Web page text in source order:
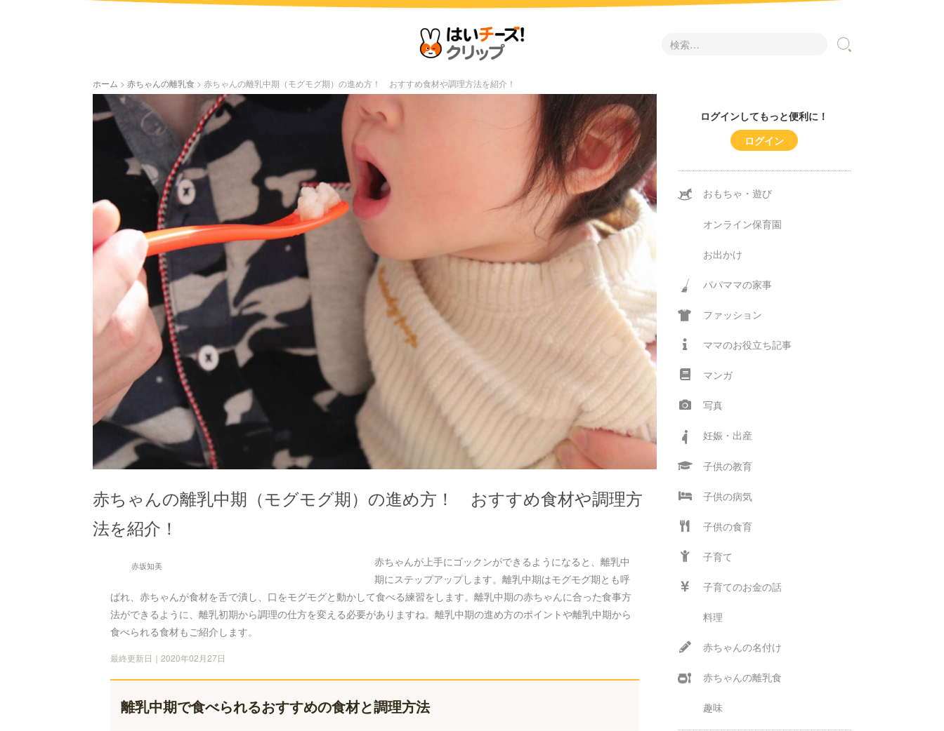
検
ホーム > 赤ちゃんの離乳食 > 赤ちゃんの離乳中期（モグモグ期）の進め方！ おすすめ食材や調理方法を紹介！
赤ちゃんの離乳中期（モグモグ期）の進め方！ おすすめ食材や調理方
法を紹介！
赤坂知美
最終更新日｜2020年02月27日
赤ちゃんが上手にゴックンができるようになると、離乳中
期にステップアップします。離乳中期はモグモグ期とも呼
ばれ、赤ちゃんが食材を舌で潰し、口をモグモグと動かして食べる練習をします。離乳中期の赤ちゃんに合った食事方
法ができるように、離乳初期から調理の仕方を変える必要がありますね。離乳中期の進め方のポイントや離乳中期から
食べられる食材もご紹介します。
離乳中期で食べられるおすすめの食材と調理方法
ログインしてもっと便利に！
ログイン
おもちゃ・遊び
オンライン保育園
お出かけ
パパママの家事
ファッション
ママのお役立ち記事
マンガ
写真
妊娠・出産
子供の教育
子供の病気
子供の食育
子育て
子育てのお金の話
料理
赤ちゃんの名付け
赤ちゃんの離乳食
趣味